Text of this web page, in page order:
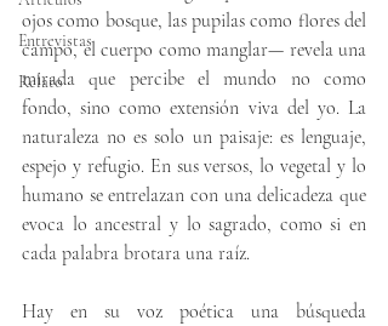
Entrevistas
Relato
ojos como bosque, las pupilas como flores del
campo, el cuerpo como manglar— revela una
mirada que percibe el mundo no como
fondo, sino como extensión viva del yo. La
naturaleza no es solo un paisaje: es lenguaje,
espejo y refugio. En sus versos, lo vegetal y lo
humano se entrelazan con una delicadeza que
evoca lo ancestral y lo sagrado, como si en
cada palabra brotara una raíz.
Hay en su voz poética una búsqueda